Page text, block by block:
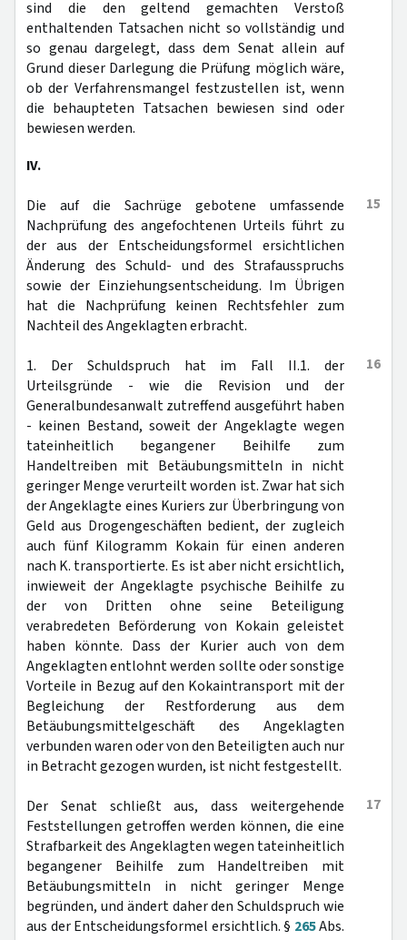
sind die den geltend gemachten Verstoß
enthaltenden Tatsachen nicht so vollständig und
so genau dargelegt, dass dem Senat allein auf
Grund dieser Darlegung die Prüfung möglich wäre,
ob der Verfahrensmangel festzustellen ist, wenn
die behaupteten Tatsachen bewiesen sind oder
bewiesen werden.
IV.
15
Die auf die Sachrüge gebotene umfassende
Nachprüfung des angefochtenen Urteils führt zu
der aus der Entscheidungsformel ersichtlichen
Änderung des Schuld- und des Strafausspruchs
sowie der Einziehungsentscheidung. Im Übrigen
hat die Nachprüfung keinen Rechtsfehler zum
Nachteil des Angeklagten erbracht.
16
1. Der Schuldspruch hat im Fall II.1. der
Urteilsgründe - wie die Revision und der
Generalbundesanwalt zutreffend ausgeführt haben
- keinen Bestand, soweit der Angeklagte wegen
tateinheitlich begangener Beihilfe zum
Handeltreiben mit Betäubungsmitteln in nicht
geringer Menge verurteilt worden ist. Zwar hat sich
der Angeklagte eines Kuriers zur Überbringung von
Geld aus Drogengeschäften bedient, der zugleich
auch fünf Kilogramm Kokain für einen anderen
nach K. transportierte. Es ist aber nicht ersichtlich,
inwieweit der Angeklagte psychische Beihilfe zu
der von Dritten ohne seine Beteiligung
verabredeten Beförderung von Kokain geleistet
haben könnte. Dass der Kurier auch von dem
Angeklagten entlohnt werden sollte oder sonstige
Vorteile in Bezug auf den Kokaintransport mit der
Begleichung der Restforderung aus dem
Betäubungsmittelgeschäft des Angeklagten
verbunden waren oder von den Beteiligten auch nur
in Betracht gezogen wurden, ist nicht festgestellt.
17
Der Senat schließt aus, dass weitergehende
Feststellungen getroffen werden können, die eine
Strafbarkeit des Angeklagten wegen tateinheitlich
begangener Beihilfe zum Handeltreiben mit
Betäubungsmitteln in nicht geringer Menge
begründen, und ändert daher den Schuldspruch wie
aus der Entscheidungsformel ersichtlich. § 265Abs.